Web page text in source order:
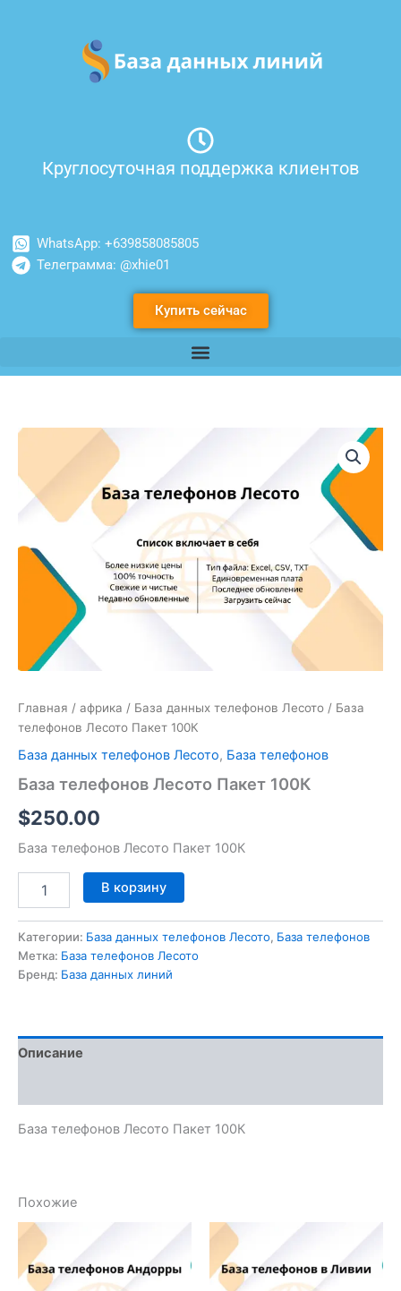
содержимому
Круглосуточная поддержка клиентов
WhatsApp: +639858085805
Телеграмма: @xhie01
Купить сейчас
Главная / африка / База данных телефонов Лесото / База
телефонов Лесото Пакет 100К
База данных телефонов Лесото, База телефонов
База телефонов Лесото Пакет 100К
$250.00
База телефонов Лесото Пакет 100К
Количество
телефонов
Лесото
100К
В корзину
Категории: База данных телефонов Лесото, База телефонов
Метка: База телефонов Лесото
Бренд: База данных линий
Описание
База телефонов Лесото Пакет 100К
Похожие